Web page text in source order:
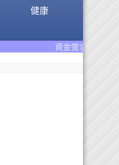
健康
資金需求者免費註冊:9597